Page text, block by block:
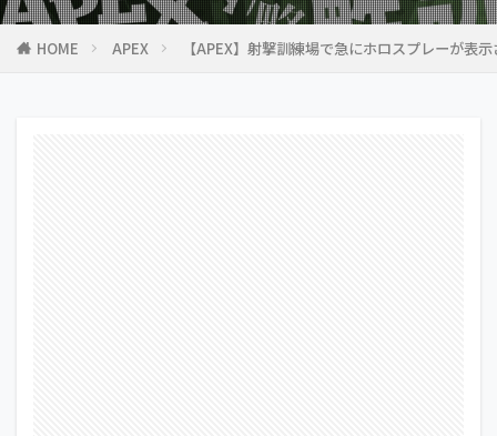
HOME APEX 【APEX】射撃訓練場で急にホロスプレーが表